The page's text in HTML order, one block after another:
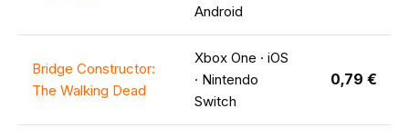
Android
Bridge Constructor:
The Walking Dead
Xbox One · iOS
· Nintendo
Switch
0,79 €